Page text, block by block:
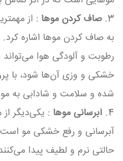
3. صاف کردن موها : از
به صاف کردن موها اشاره
رطوبت و آلودگی هوا
خشکی و وزی آن‌ها شود، با
شده و سلامت و شادابی به
4. آبرسانی موها : یکی‌دیگر از
آبرسانی و رفع خشکی مو
حالتی نرم و لطیف پیدا